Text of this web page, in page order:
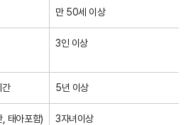
만 50세 이상
3인 이상
5년 이상
태아포함) 3자녀이상